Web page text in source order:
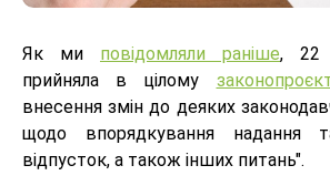
Як ми повідомляли раніше, 22
прийняла в цілому
внесення змін до деяких
щодо впорядкування надання
відпусток, а також інших питань".